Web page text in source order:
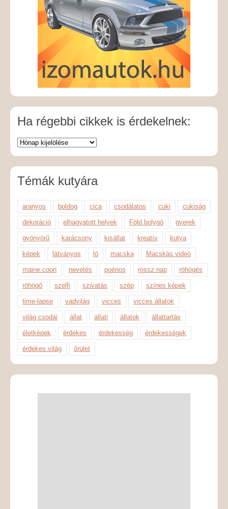
Ha régebbi cikkek is érdekelnek:
Témák kutyára
aranyos boldog cica csodálatos cuki cukiság
dekoráció elhagyatott helyek Föld bolygó gyerek
gyönyörű karácsony kisállat kreatív kutya
képek látványos ló macska Macskás videó
maine coon nevetés poénos rossz nap röhögés
röhögő szelfi szivatás szép színes képek
time-lapse vadvilág vicces vicces állatok
világ csodái állat állati állatok állattartás
életképek érdekes érdekesség érdekességek
érdekes világ őrület